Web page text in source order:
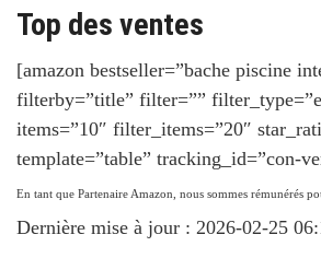
Top des ventes
[amazon bestseller=”bache piscine
filterby=”title” filter=””
items=”10″ filter_items=”20″
template=”table” tracking_id=”con-
En tant que Partenaire Amazon, nous sommes rémunérés
Dernière mise à jour : 2026-02-25